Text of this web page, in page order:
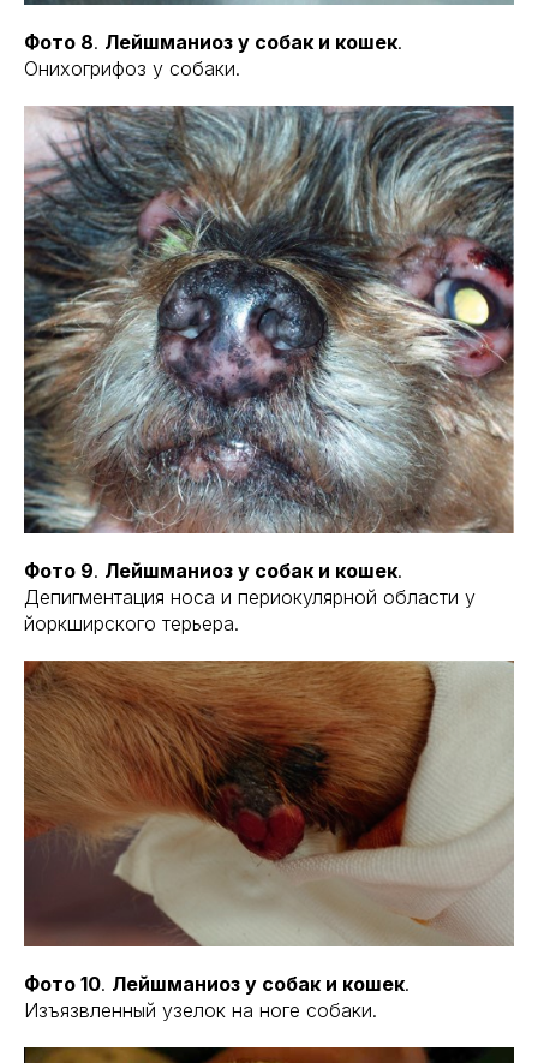
Фото 8. Лейшманиоз у собак и кошек.
Онихогрифоз у собаки.
Фото 9. Лейшманиоз у собак и кошек.
Депигментация носа и периокулярной области у
йоркширского терьера.
Фото 10. Лейшманиоз у собак и кошек.
Изъязвленный узелок на ноге собаки.